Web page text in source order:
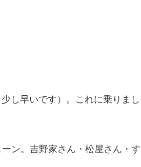
し早いです）。これに乗りまし
ン。吉野家さん・松屋さん・す